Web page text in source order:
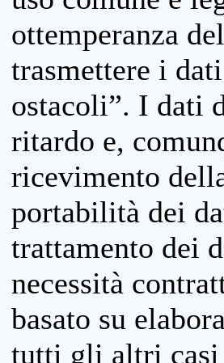
ottemperanza
trasmettere i
ostacoli”. I dati
ritardo e,
ricevimento
portabilità dei
trattamento dei
necessità
basato su
tutti gli altri casi